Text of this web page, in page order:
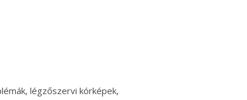
légzőszervi kórképek,